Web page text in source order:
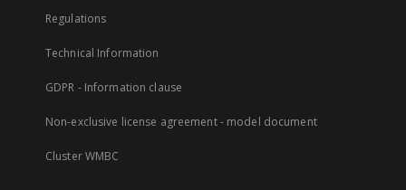
Regulations
Technical Information
GDPR - Information clause
Non-exclusive license agreement - model document
Cluster WMBC